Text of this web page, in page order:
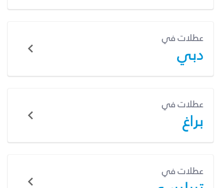
عطلات في
دبي
عطلات في
براغ
عطلات في